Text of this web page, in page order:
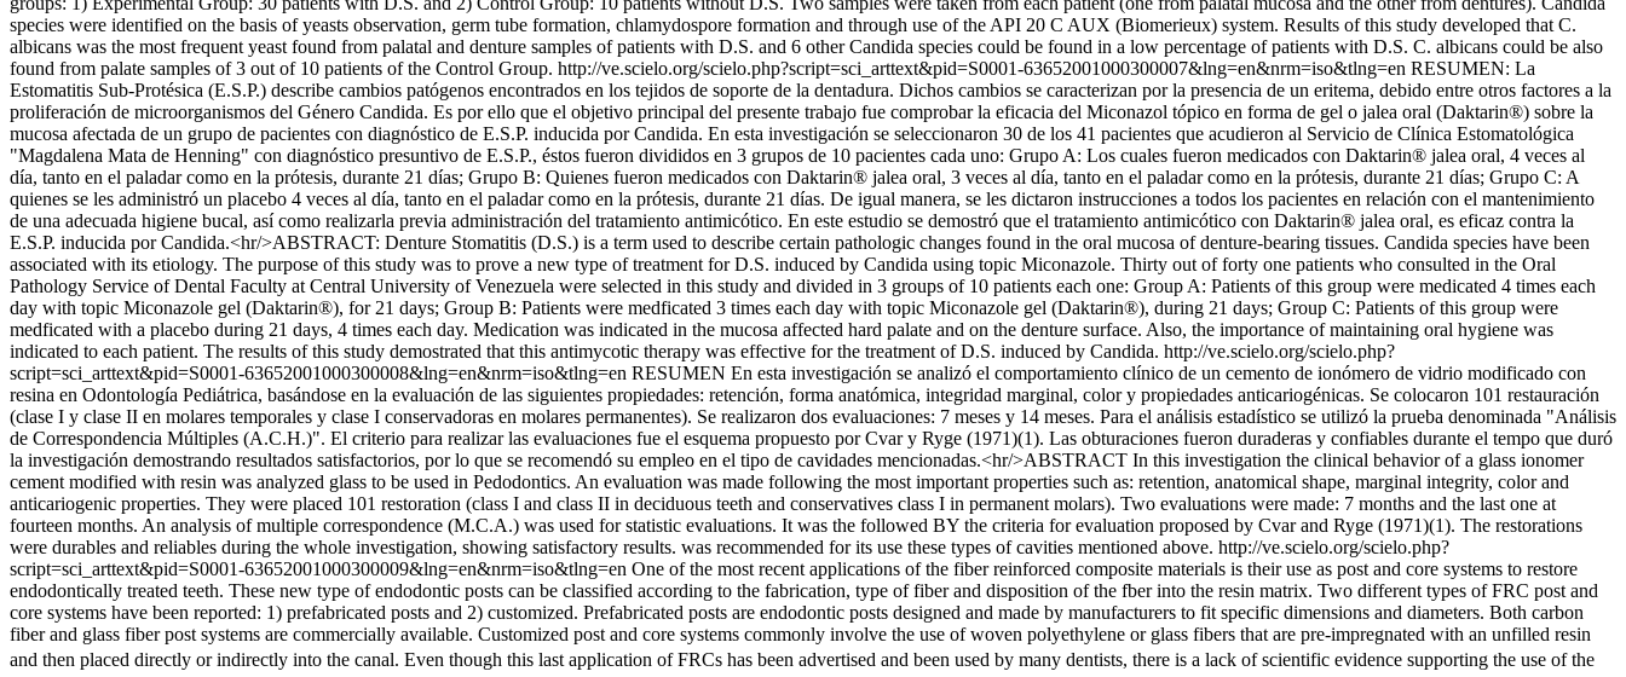
species were identified on the basis of yeasts observation, germ tube formation, chlamydospore formation and through use of the API 20 C AUX (Biomerieux) system. Results of this study developed that C.
albicans was the most frequent yeast found from palatal and denture samples of patients with D.S. and 6 other Candida species could be found in a low percentage of patients with D.S. C. albicans could be also
found from palate samples of 3 out of 10 patients of the Control Group. http://ve.scielo.org/scielo.php?script=sci_arttext&pid=S0001-63652001000300007&lng=en&nrm=iso&tlng=en RESUMEN: La
Estomatitis Sub-Protésica (E.S.P.) describe cambios patógenos encontrados en los tejidos de soporte de la dentadura. Dichos cambios se caracterizan por la presencia de un eritema, debido entre otros factores a la
proliferación de microorganismos del Género Candida. Es por ello que el objetivo principal del presente trabajo fue comprobar la eficacia del Miconazol tópico en forma de gel o jalea oral (Daktarin®) sobre la
mucosa afectada de un grupo de pacientes con diagnóstico de E.S.P. inducida por Candida. En esta investigación se seleccionaron 30 de los 41 pacientes que acudieron al Servicio de Clínica Estomatológica
"Magdalena Mata de Henning" con diagnóstico presuntivo de E.S.P., éstos fueron divididos en 3 grupos de 10 pacientes cada uno: Grupo A: Los cuales fueron medicados con Daktarin® jalea oral, 4 veces al
día, tanto en el paladar como en la prótesis, durante 21 días; Grupo B: Quienes fueron medicados con Daktarin® jalea oral, 3 veces al día, tanto en el paladar como en la prótesis, durante 21 días; Grupo C: A
quienes se les administró un placebo 4 veces al día, tanto en el paladar como en la prótesis, durante 21 días. De igual manera, se les dictaron instrucciones a todos los pacientes en relación con el mantenimiento
de una adecuada higiene bucal, así como realizarla previa administración del tratamiento antimicótico. En este estudio se demostró que el tratamiento antimicótico con Daktarin® jalea oral, es eficaz contra la
E.S.P. inducida por Candida.<hr/>ABSTRACT: Denture Stomatitis (D.S.) is a term used to describe certain pathologic changes found in the oral mucosa of denture-bearing tissues. Candida species have been
associated with its etiology. The purpose of this study was to prove a new type of treatment for D.S. induced by Candida using topic Miconazole. Thirty out of forty one patients who consulted in the Oral
Pathology Service of Dental Faculty at Central University of Venezuela were selected in this study and divided in 3 groups of 10 patients each one: Group A: Patients of this group were medicated 4 times each
day with topic Miconazole gel (Daktarin®), for 21 days; Group B: Patients were medficated 3 times each day with topic Miconazole gel (Daktarin®), during 21 days; Group C: Patients of this group were
medficated with a placebo during 21 days, 4 times each day. Medication was indicated in the mucosa affected hard palate and on the denture surface. Also, the importance of maintaining oral hygiene was
indicated to each patient. The results of this study demostrated that this antimycotic therapy was effective for the treatment of D.S. induced by Candida. http://ve.scielo.org/scielo.php?
script=sci_arttext&pid=S0001-63652001000300008&lng=en&nrm=iso&tlng=en RESUMEN En esta investigación se analizó el comportamiento clínico de un cemento de ionómero de vidrio modificado con
resina en Odontología Pediátrica, basándose en la evaluación de las siguientes propiedades: retención, forma anatómica, integridad marginal, color y propiedades anticariogénicas. Se colocaron 101 restauración
(clase I y clase II en molares temporales y clase I conservadoras en molares permanentes). Se realizaron dos evaluaciones: 7 meses y 14 meses. Para el análisis estadístico se utilizó la prueba denominada "Análisis
de Correspondencia Múltiples (A.C.H.)". El criterio para realizar las evaluaciones fue el esquema propuesto por Cvar y Ryge (1971)(1). Las obturaciones fueron duraderas y confiables durante el tempo que duró
la investigación demostrando resultados satisfactorios, por lo que se recomendó su empleo en el tipo de cavidades mencionadas.<hr/>ABSTRACT In this investigation the clinical behavior of a glass ionomer
cement modified with resin was analyzed glass to be used in Pedodontics. An evaluation was made following the most important properties such as: retention, anatomical shape, marginal integrity, color and
anticariogenic properties. They were placed 101 restoration (class I and class II in deciduous teeth and conservatives class I in permanent molars). Two evaluations were made: 7 months and the last one at
fourteen months. An analysis of multiple correspondence (M.C.A.) was used for statistic evaluations. It was the followed BY the criteria for evaluation proposed by Cvar and Ryge (1971)(1). The restorations
were durables and reliables during the whole investigation, showing satisfactory results. was recommended for its use these types of cavities mentioned above. http://ve.scielo.org/scielo.php?
script=sci_arttext&pid=S0001-63652001000300009&lng=en&nrm=iso&tlng=en One of the most recent applications of the fiber reinforced composite materials is their use as post and core systems to restore
endodontically treated teeth. These new type of endodontic posts can be classified according to the fabrication, type of fiber and disposition of the fber into the resin matrix. Two different types of FRC post and
core systems have been reported: 1) prefabricated posts and 2) customized. Prefabricated posts are endodontic posts designed and made by manufacturers to fit specific dimensions and diameters. Both carbon
fiber and glass fiber post systems are commercially available. Customized post and core systems commonly involve the use of woven polyethylene or glass fibers that are pre-impregnated with an unfilled resin
and then placed directly or indirectly into the canal. Even though this last application of FRCs has been advertised and been used by many dentists, there is a lack of scientific evidence supporting the use of the